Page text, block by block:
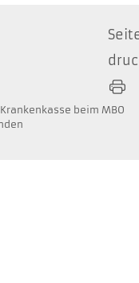
beim MBO